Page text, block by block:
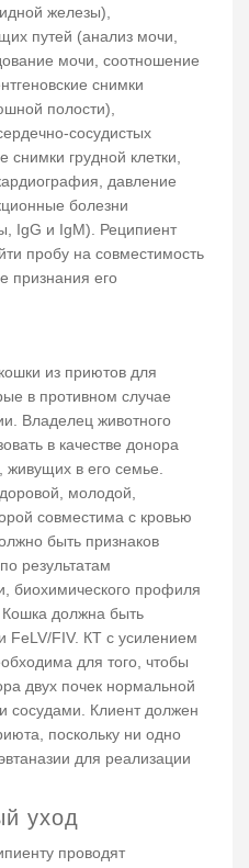
железы),
путей (анализ мочи,
мочи, соотношение
снимки
полости),
сосудистых
снимки грудной клетки,
давление
болезни
IgG и IgM). Реципиент
пробу на совместимость
признания его
из приютов для
в противном случае
Владелец животного
в качестве донора
живущих в его семье.
молодой,
совместима с кровью
быть признаков
результатам
биохимического профиля
должна быть
FeLV/FIV. КТ с усилением
для того, чтобы
двух почек нормальной
Клиент должен
поскольку ни одно
для реализации
уход
проводят